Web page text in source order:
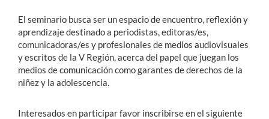
El seminario busca ser un espacio de encuentro, reflexión y
aprendizaje destinado a periodistas, editoras/es,
comunicadoras/es y profesionales de medios audiovisuales
y escritos de la V Región, acerca del papel que juegan los
medios de comunicación como garantes de derechos de la
niñez y la adolescencia.
Interesados en participar favor inscribirse en el siguiente